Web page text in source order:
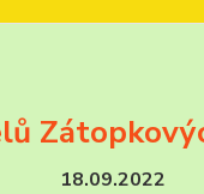
18.09.2022